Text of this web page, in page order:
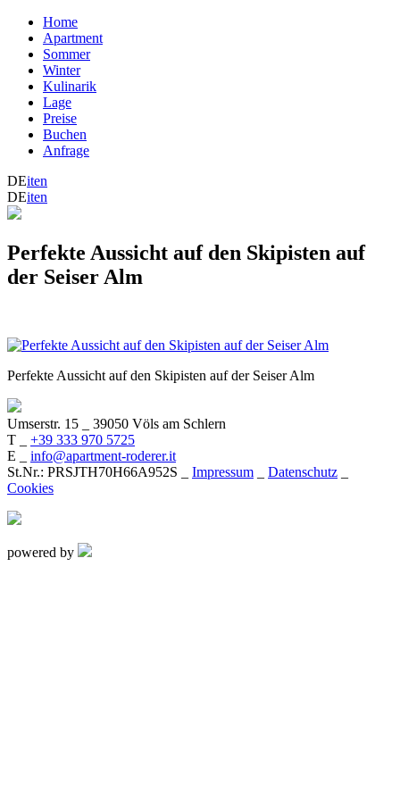
Home
Apartment
Sommer
Winter
Kulinarik
Lage
Preise
Buchen
Anfrage
DEiten
DEiten
Perfekte Aussicht auf den Skipisten auf
der Seiser Alm
Perfekte Aussicht auf den Skipisten auf der Seiser Alm
Umserstr. 15
39050 Völs am Schlern
T _ +39 333 970 5725
E _ info@apartment-roderer.it
St.Nr.: PRSJTH70H66A952S _ Impressum Datenschutz
Cookies
powered by